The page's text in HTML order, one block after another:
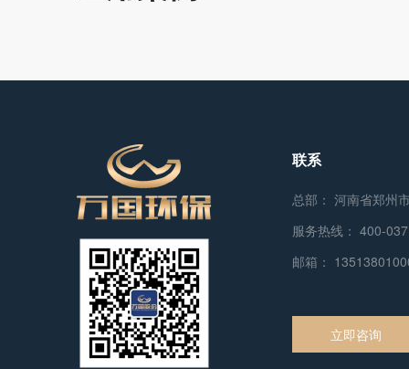
联系
总部： 河南省郑州
服务热线： 400-
邮箱：
立即咨询